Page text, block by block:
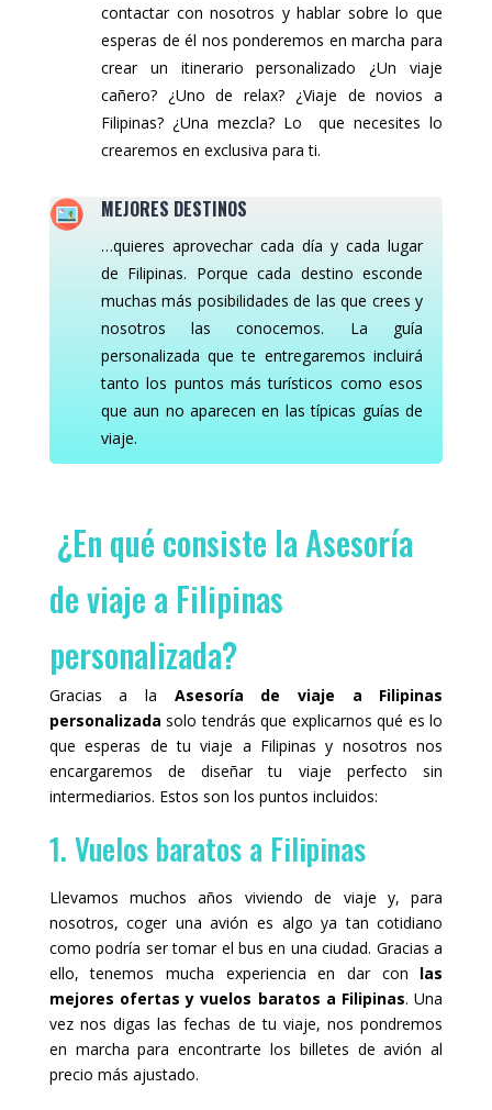
contactar con nosotros y hablar sobre lo que
esperas de él nos ponderemos en marcha para
crear un itinerario personalizado ¿Un viaje
cañero? ¿Uno de relax? ¿Viaje de novios a
Filipinas? ¿Una mezcla? Lo que necesites lo
crearemos en exclusiva para ti.
MEJORES DESTINOS
…quieres aprovechar cada día y cada lugar
de Filipinas. Porque cada destino esconde
muchas más posibilidades de las que crees y
nosotros las conocemos. La guía
personalizada que te entregaremos incluirá
tanto los puntos más turísticos como esos
que aun no aparecen en las típicas guías de
viaje.
¿En qué consiste la Asesoría
de viaje a Filipinas
personalizada?
Gracias a la Asesoría de viaje a Filipinas
personalizada solo tendrás que explicarnos qué es lo
que esperas de tu viaje a Filipinas y nosotros nos
encargaremos de diseñar tu viaje perfecto sin
intermediarios. Estos son los puntos incluidos:
1. Vuelos baratos a Filipinas
Llevamos muchos años viviendo de viaje y, para
nosotros, coger una avión es algo ya tan cotidiano
como podría ser tomar el bus en una ciudad. Gracias a
ello, tenemos mucha experiencia en dar con las
mejores ofertas y vuelos baratos a Filipinas. Una
vez nos digas las fechas de tu viaje, nos pondremos
en marcha para encontrarte los billetes de avión al
precio más ajustado.